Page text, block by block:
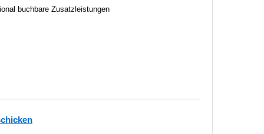
buchbare Zusatzleistungen